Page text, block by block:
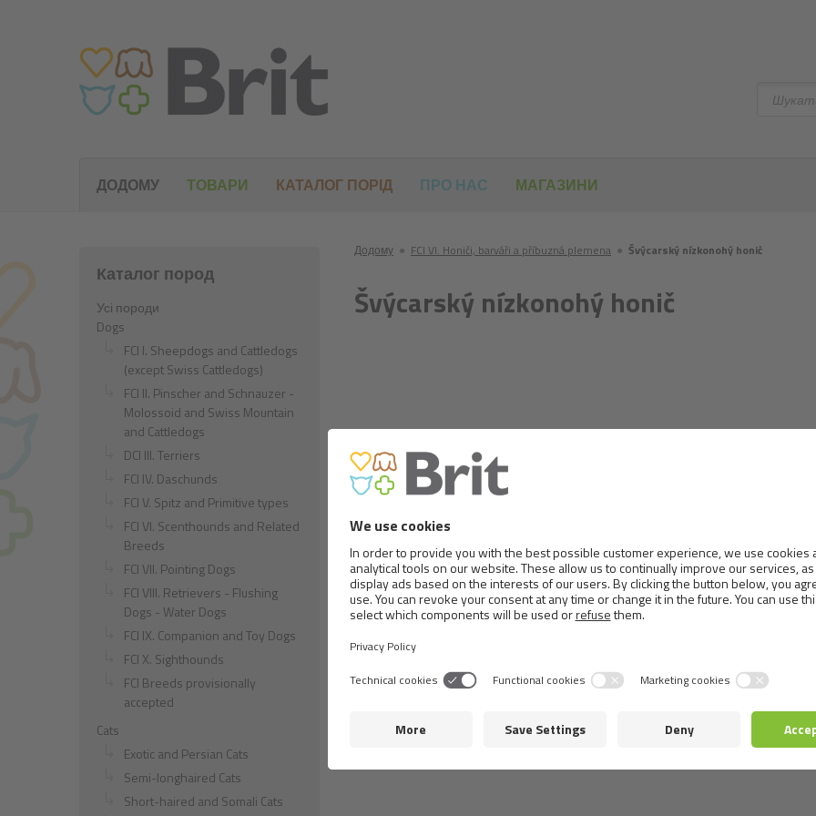
Додому ● FCI VI. Honiči, barváři a příbuzná plemena ● Švýcarský nízkonohý honič
Švýcarský nízkonohý honič
Каталог пород
Усі породи
Dogs
FCI I. Sheepdogs and Cattledogs
(except Swiss Cattledogs)
FCI II. Pinscher and Schnauzer -
Molossoid and Swiss Mountain
and Cattledogs
DCI III. Terriers
FCI IV. Daschunds
FCI V. Spitz and Primitive types
FCI VI. Scenthounds and Related
Breeds
FCI VII. Pointing Dogs
FCI VIII. Retrievers - Flushing
Dogs - Water Dogs
FCI IX. Companion and Toy Dogs
FCI X. Sighthounds
FCI Breeds provisionally
accepted
Cats
Exotic and Persian Cats
Semi-longhaired Cats
Short-haired and Somali Cats
Шукати
ДОДОМУ ТОВАРИ КАТАЛОГ ПОРІД ПРО НАС МАГАЗИНИ